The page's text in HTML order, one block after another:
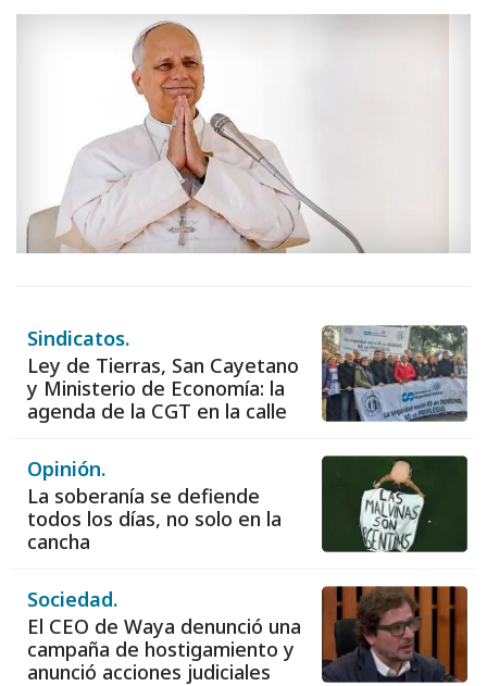
Sindicatos.
Ley de Tierras, San Cayetano
y Ministerio de Economía: la
agenda de la CGT en la calle
Opinión.
La soberanía se defiende
todos los días, no solo en la
cancha
Sociedad.
El CEO de Waya denunció una
campaña de hostigamiento y
anunció acciones judiciales